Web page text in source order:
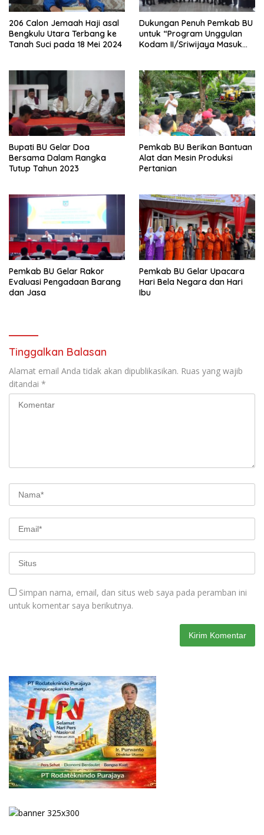
206 Calon Jemaah Haji asal
Bengkulu Utara Terbang ke
Tanah Suci pada 18 Mei 2024
Dukungan Penuh Pemkab BU
untuk “Program Unggulan
Kodam II/Sriwijaya Masuk
Bupati BU Gelar Doa
Bersama Dalam Rangka
Tutup Tahun 2023
Pemkab BU Berikan Bantuan
Alat dan Mesin Produksi
Pertanian
Pemkab BU Gelar Rakor
Evaluasi Pengadaan Barang
dan Jasa
Pemkab BU Gelar Upacara
Hari Bela Negara dan Hari
Ibu
Tinggalkan Balasan
Alamat email Anda tidak akan dipublikasikan. Ruas yang wajib
ditandai *
Simpan nama, email, dan situs web saya pada peramban ini
untuk komentar saya berikutnya.